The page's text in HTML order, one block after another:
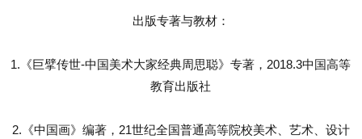
出版专著与教材：
1.《巨擘传世-中国美术大家经典周思聪》专著，2018.3中国高等
教育出版社
2.《中国画》编著，21世纪全国普通高等院校美术、艺术、设计